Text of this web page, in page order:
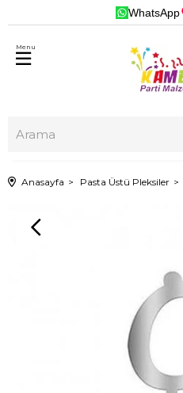
WhatsApp
Menu
Anasayfa Pasta Üstü Pleksiler